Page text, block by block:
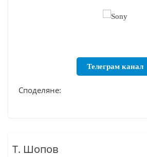
Телеграм канал
Споделяне:
Т. Шопов